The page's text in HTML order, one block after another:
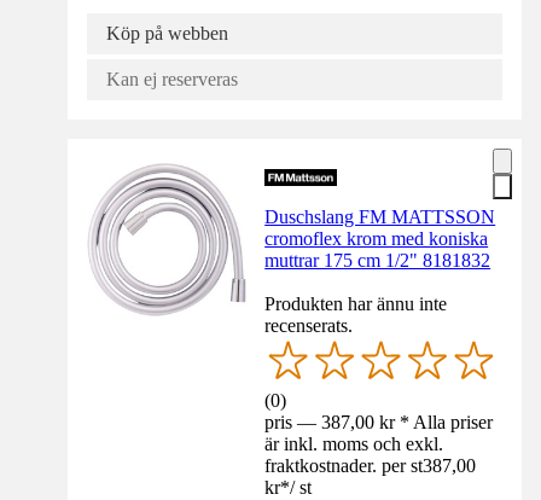
Köp på webben
Kan ej reserveras
Duschslang FM MATTSSON
cromoflex krom med koniska
muttrar 175 cm 1/2" 8181832
Produkten har ännu inte
recenserats.
(0)
pris — 387,00 kr * Alla priser
är inkl. moms och exkl.
fraktkostnader. per st387,00
kr*/ st